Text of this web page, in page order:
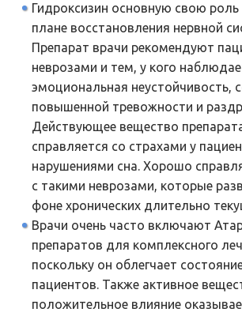
Гидроксизин основную свою
плане восстановления нервной
Препарат врачи рекомендуют
неврозами и тем, у кого
эмоциональная неустойчивость,
повышенной тревожности и
Действующее вещество
справляется со страхами у
нарушениями сна. Хорошо
с такими неврозами, которые
фоне хронических длительно
Врачи очень часто включают
препаратов для комплексного
поскольку он облегчает
пациентов. Также активное
положительное влияние